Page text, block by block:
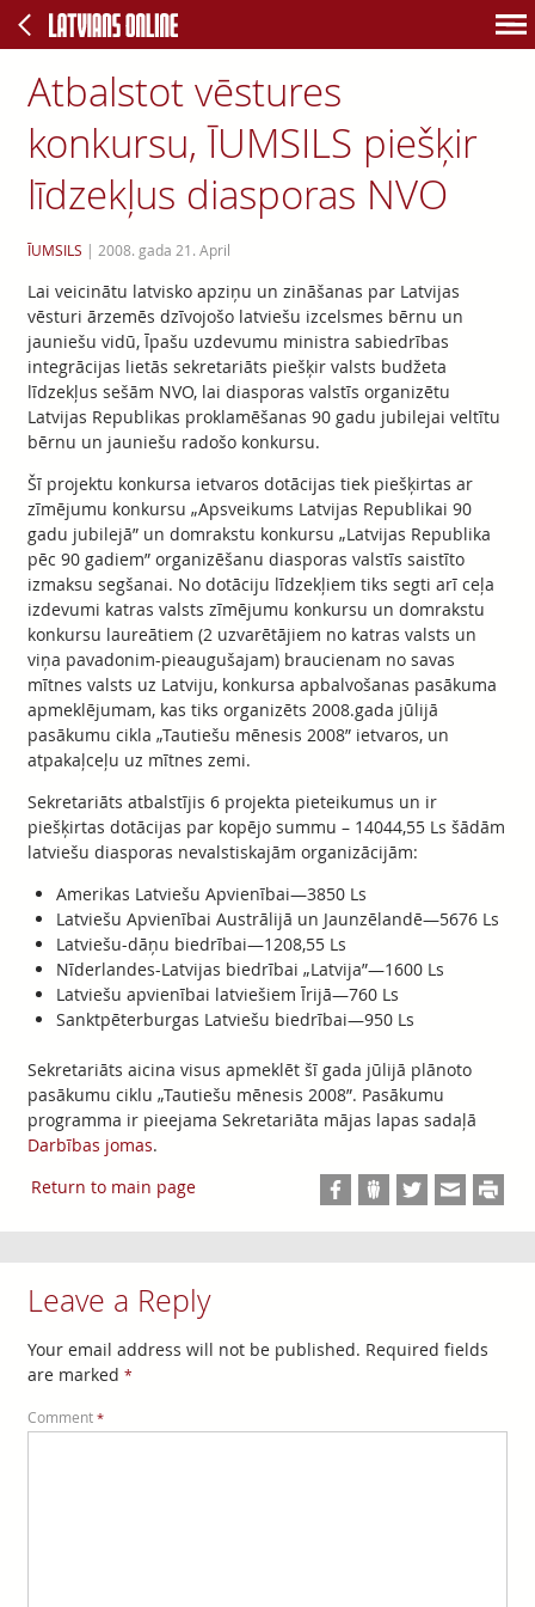
Atbalstot vēstures
konkursu, ĪUMSILS piešķir
līdzekļus diasporas NVO
ĪUMSILS | 2008. gada 21. April
Lai veicinātu latvisko apziņu un zināšanas par Latvijas
vēsturi ārzemēs dzīvojošo latviešu izcelsmes bērnu un
jauniešu vidū, Īpašu uzdevumu ministra sabiedrības
integrācijas lietās sekretariāts piešķir valsts budžeta
līdzekļus sešām NVO, lai diasporas valstīs organizētu
Latvijas Republikas proklamēšanas 90 gadu jubilejai veltītu
bērnu un jauniešu radošo konkursu.
Šī projektu konkursa ietvaros dotācijas tiek piešķirtas ar
zīmējumu konkursu „Apsveikums Latvijas Republikai 90
gadu jubilejā” un domrakstu konkursu „Latvijas Republika
pēc 90 gadiem” organizēšanu diasporas valstīs saistīto
izmaksu segšanai. No dotāciju līdzekļiem tiks segti arī ceļa
izdevumi katras valsts zīmējumu konkursu un domrakstu
konkursu laureātiem (2 uzvarētājiem no katras valsts un
viņa pavadonim-pieaugušajam) braucienam no savas
mītnes valsts uz Latviju, konkursa apbalvošanas pasākuma
apmeklējumam, kas tiks organizēts 2008.gada jūlijā
pasākumu cikla „Tautiešu mēnesis 2008” ietvaros, un
atpakaļceļu uz mītnes zemi.
Sekretariāts atbalstījis 6 projekta pieteikumus un ir
piešķirtas dotācijas par kopējo summu – 14044,55 Ls šādām
latviešu diasporas nevalstiskajām organizācijām:
Amerikas Latviešu Apvienībai—3850 Ls
Latviešu Apvienībai Austrālijā un Jaunzēlandē—5676 Ls
Latviešu-dāņu biedrībai—1208,55 Ls
Nīderlandes-Latvijas biedrībai „Latvija”—1600 Ls
Latviešu apvienībai latviešiem Īrijā—760 Ls
Sanktpēterburgas Latviešu biedrībai—950 Ls
Sekretariāts aicina visus apmeklēt šī gada jūlijā plānoto
pasākumu ciklu „Tautiešu mēnesis 2008”. Pasākumu
programma ir pieejama Sekretariāta mājas lapas sadaļā
Darbības jomas.
Return to main page
Leave a Reply
Your email address will not be published. Required fields
are marked *
Comment *